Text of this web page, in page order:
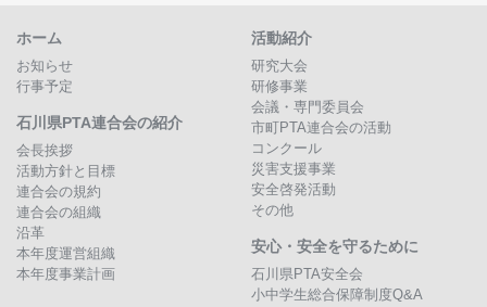
ホーム
お知らせ
行事予定
石川県PTA連合会の紹介
会長挨拶
活動方針と目標
連合会の規約
連合会の組織
沿革
本年度運営組織
本年度事業計画
活動紹介
研究大会
研修事業
会議・専門委員会
市町PTA連合会の活動
コンクール
災害支援事業
安全啓発活動
その他
安心・安全を守るために
石川県PTA安全会
小中学生総合保障制度Q&A